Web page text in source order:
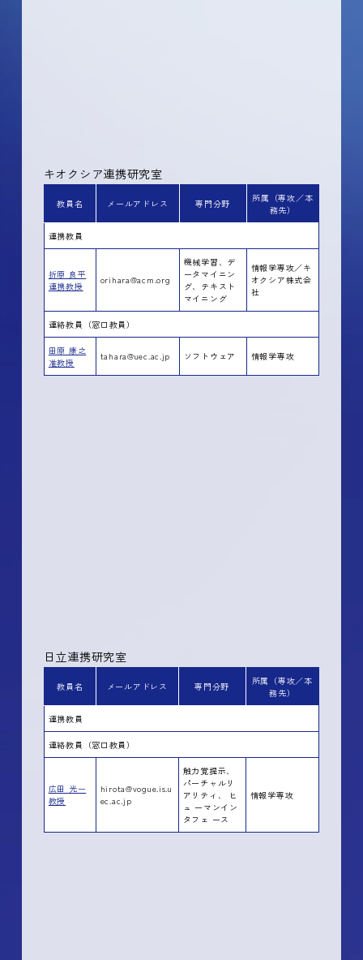
キオクシア連携研究室
教員名 メールアドレス 専門分野
所属（専攻／本
務先）
連携教員
折原 良平
連携教授
orihara@acm.org
機械学習、デ
ータマイニン
グ、テキスト
マイニング
情報学専攻／キ
オクシア株式会
社
連絡教員（窓口教員）
田原 康之
准教授
tahara@uec.ac.jp ソフトウェア 情報学専攻
日立連携研究室
教員名 メールアドレス 専門分野
所属（専攻／本
務先）
連携教員
連絡教員（窓口教員）
広田 光ー
教授
hirota@vogue.is.u
ec.ac.jp
触力覚提示、
パーチャルリ
アリティ、 ヒ
ュ ーマンイン
タフェ ース
情報学専攻